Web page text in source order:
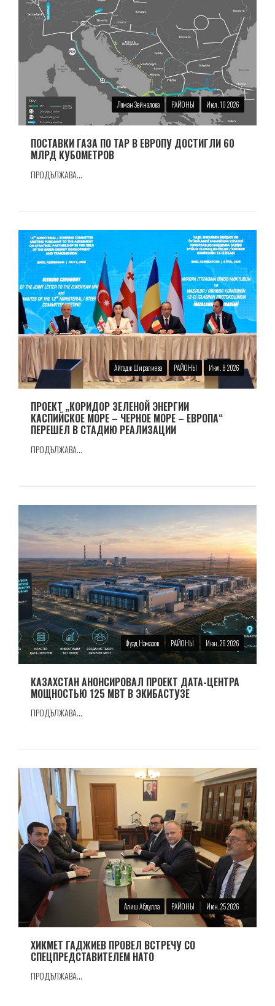
Ляман Зейналова РАЙОНЫ Июл. 10 2026
ПОСТАВКИ ГАЗА ПО TAP В ЕВРОПУ ДОСТИГЛИ 60
МЛРД КУБОМЕТРОВ
ПРОДЪЛЖАВА...
Айтадж Ширалиева РАЙОНЫ Июл. 8 2026
ПРОЕКТ „КОРИДОР ЗЕЛЕНОЙ ЭНЕРГИИ
КАСПИЙСКОЕ МОРЕ – ЧЕРНОЕ МОРЕ – ЕВРОПА“
ПЕРЕШЕЛ В СТАДИЮ РЕАЛИЗАЦИИ
ПРОДЪЛЖАВА...
Фуад Намазов РАЙОНЫ Июн. 26 2026
КАЗАХСТАН АНОНСИРОВАЛ ПРОЕКТ ДАТА-ЦЕНТРА
МОЩНОСТЬЮ 125 МВТ В ЭКИБАСТУЗЕ
ПРОДЪЛЖАВА...
Алиш Абдулла РАЙОНЫ Июн. 25 2026
ХИКМЕТ ГАДЖИЕВ ПРОВЕЛ ВСТРЕЧУ СО
СПЕЦПРЕДСТАВИТЕЛЕМ НАТО
ПРОДЪЛЖАВА...